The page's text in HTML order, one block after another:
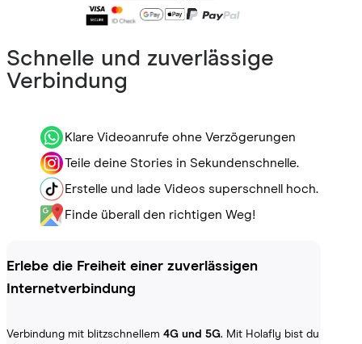
Schnelle und zuverlässige
Verbindung
Klare Videoanrufe ohne Verzögerungen
Teile deine Stories in Sekundenschnelle.
Erstelle und lade Videos superschnell hoch.
Finde überall den richtigen Weg!
Erlebe die Freiheit einer zuverlässigen
Internetverbindung
Verbindung mit blitzschnellem 4G und 5G. Mit Holafly bist du